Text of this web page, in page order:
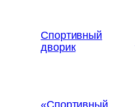
Спортивный
дворик
«Спортивный